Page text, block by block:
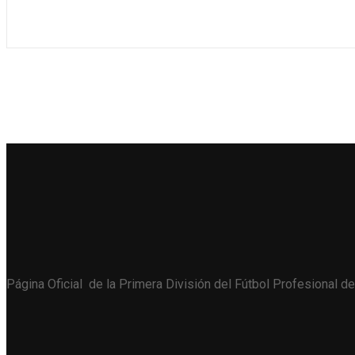
Página Oficial de la Primera División del Fútbol Profesional de